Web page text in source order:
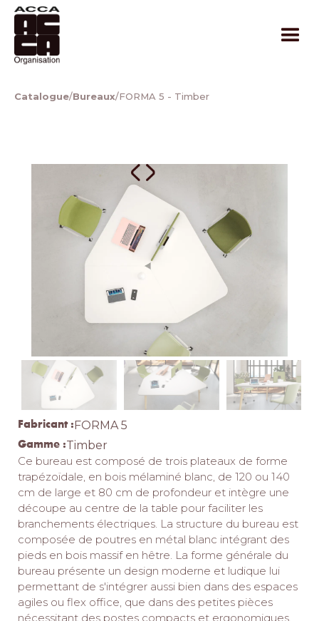
Catalogue/Bureaux/FORMA 5 - Timber
Fabricant :FORMA 5
Gamme :Timber
Ce bureau est composé de trois plateaux de forme
trapézoïdale, en bois mélaminé blanc, de 120 ou 140
cm de large et 80 cm de profondeur et intègre une
découpe au centre de la table pour faciliter les
branchements électriques. La structure du bureau est
composée de poutres en métal blanc intégrant des
pieds en bois massif en hêtre. La forme générale du
bureau présente un design moderne et ludique lui
permettant de s'intégrer aussi bien dans des espaces
agiles ou flex office, que dans des petites pièces
nécessitant des postes compacts et ergonomiques.